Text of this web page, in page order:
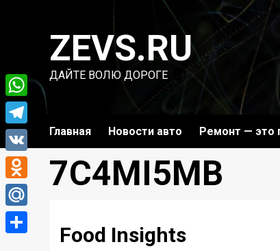
содержимомуZEVS.RU
ДАЙТЕ ВОЛЮ ДОРОГЕ
Главная Новости авто Ремонт — это
7C4MI5MB
Food Insights
WhatsApp
Telegram
VK
Odnoklassniki
Mail.Ru
Отправить